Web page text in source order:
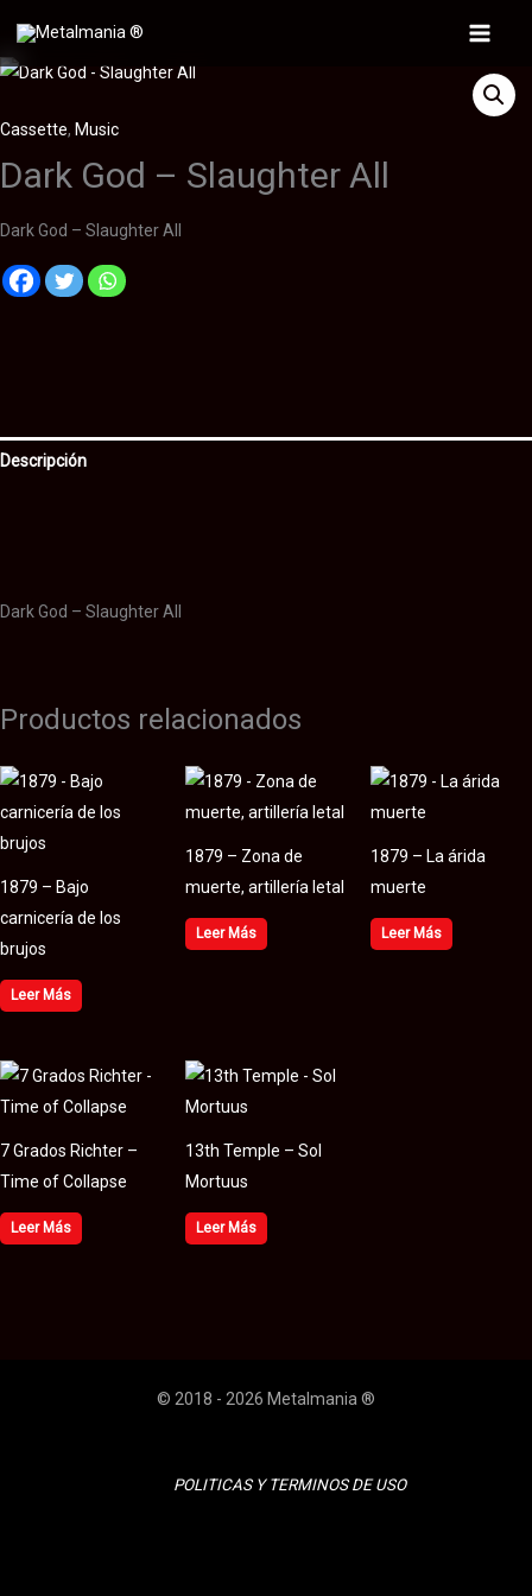
contenido
Main
Menu
Cassette, Music
Dark God – Slaughter All
Dark God – Slaughter All
Descripción
Dark God – Slaughter All
Productos relacionados
1879 – Bajo
carnicería de los
brujos
Leer Más
1879 – Zona de
muerte, artillería letal
Leer Más
1879 – La árida
muerte
Leer Más
7 Grados Richter –
Time of Collapse
Leer Más
13th Temple – Sol
Mortuus
Leer Más
© 2018 - 2026 Metalmania ®
POLITICAS Y TERMINOS DE USO